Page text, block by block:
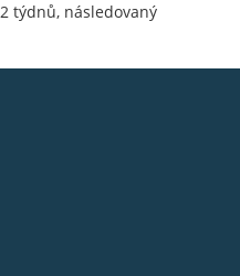
týdnů, následovaný